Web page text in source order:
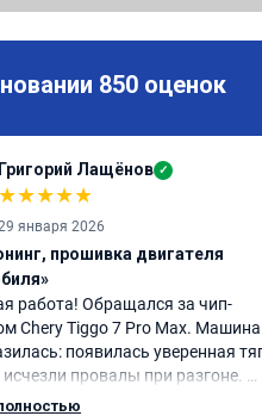
850 оценок
Григорий Лащёнов ✓
★★★★★
января 2026
прошивка двигателя
работа! Обращался за чип-
Chery Tiggo 7 Pro Max. Машина
появилась уверенная
исчезли провалы при разгоне.
спокойном режиме даже